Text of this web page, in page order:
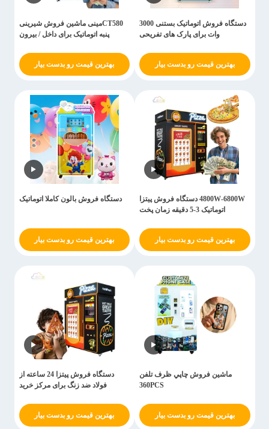
دستگاه فروش اتوماتیک بستنی 3000
وات برای پارک های تفریحی
بهترین قیمت رو بدست بیار
CT580مینی ماشین فروش شیرینی
پنبه اتوماتیک برای داخل / بیرون
بهترین قیمت رو بدست بیار
4800W-6800W دستگاه فروش پیتزا
اتوماتیک 3-5 دقیقه زمان پخت
بهترین قیمت رو بدست بیار
دستگاه فروش بالون کاملا اتوماتیک
بهترین قیمت رو بدست بیار
ماشين فروش چاپي ظرف تلفن
360PCS
بهترین قیمت رو بدست بیار
دستگاه فروش پیتزا 24 ساعته از
فولاد ضد زنگ برای مرکز خرید
بهترین قیمت رو بدست بیار